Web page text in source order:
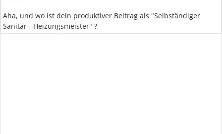
Aha, und wo ist dein produktiver Beitrag als "Selbständiger
Sanitär-, Heizungsmeister" ?